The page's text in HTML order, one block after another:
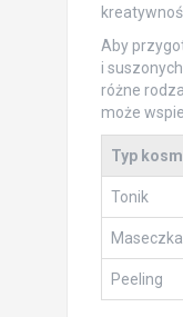
Aby
i
różne
może
Typ
Tonik
Maseczka
Peeling